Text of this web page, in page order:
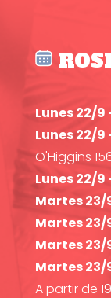
Lunes 22/9
Lunes 22/9
O'Higgins
Lunes 22/9
Martes 23/
Martes 23/
Martes 23/
Martes 23/
A partir de